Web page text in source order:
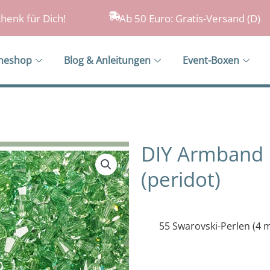
für Dich! Ab 50 Euro: Gratis-Versand (D)
Blog & Anleitungen Event-Boxen
DIY
(peridot)
55 Swarovski-Perlen (4